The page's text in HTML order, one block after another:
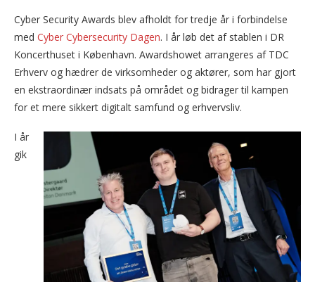
Cyber Security Awards blev afholdt for tredje år i forbindelse
med Cyber Cybersecurity Dagen. I år løb det af stablen i DR
Koncerthuset i København. Awardshowet arrangeres af TDC
Erhverv og hædrer de virksomheder og aktører, som har gjort
en ekstraordinær indsats på området og bidrager til kampen
for et mere sikkert digitalt samfund og erhvervsliv.
I år
gik